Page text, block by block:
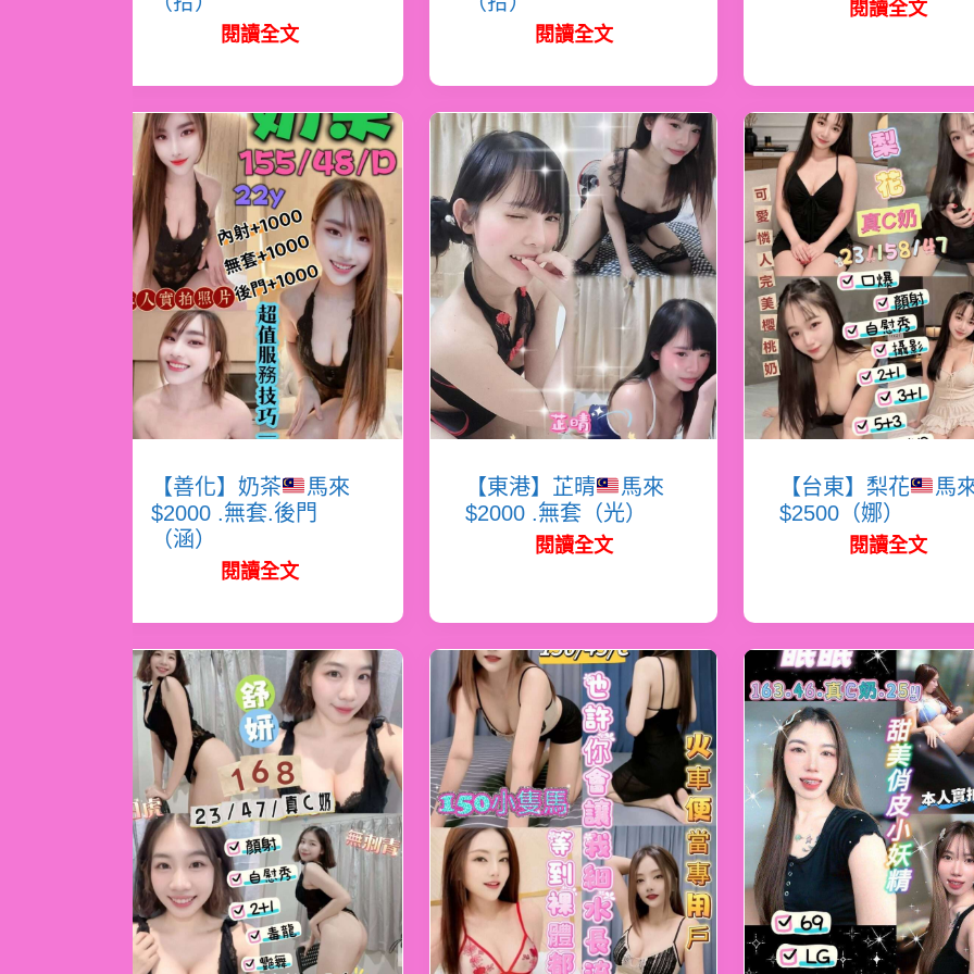
閱讀全文 閱讀全文
閱讀全文
【善化】奶茶
馬來
$2000 .無套.後門
（涵）
閱讀全文
【東港】芷晴
馬來
$2000 .無套（光）
閱讀全文
【台東】梨花
馬
$2500（娜）
閱讀全文